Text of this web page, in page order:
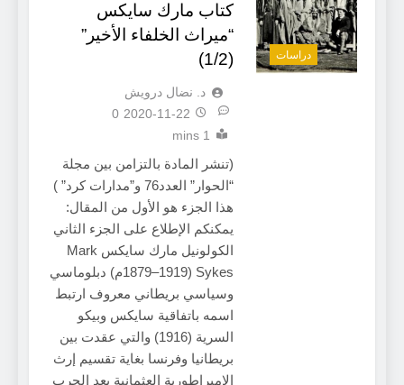
دراسات
كتاب مارك سايكس
“ميراث الخلفاء الأخير”
(1/2)
د. نضال درويش
2020-11-22
0
1 mins
(تنشر المادة بالتزامن بين مجلة
“الحوار” العدد76 و”مدارات كرد” )
هذا الجزء هو الأول من المقال:
يمكنكم الإطلاع على الجزء الثاني
الكولونيل مارك سايكس Mark
Sykes (1879–1919م) دبلوماسي
وسياسي بريطاني معروف ارتبط
اسمه باتفاقية سايكس وبيكو
السرية (1916) والتي عقدت بين
بريطانيا وفرنسا بغاية تقسيم إرث
الإمبراطورية العثمانية بعد الحرب